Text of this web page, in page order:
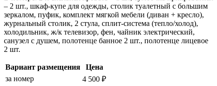
– 2 шт., шкаф-купе для одежды, столик туалетный с большим
зеркалом, пуфик, комплект мягкой мебели (диван + кресло),
журнальный столик, 2 стула, сплит-система (тепло/холод),
холодильник, ж/к телевизор, фен, чайник электрический,
санузел с душем, полотенце банное 2 шт., полотенце лицевое
2 шт.
Вариант размещения
Цена
за номер
4 500 ₽